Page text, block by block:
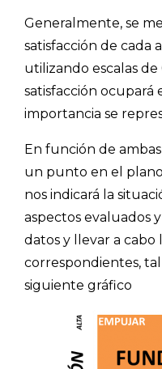
Generalmente, se
satisfacción de cada
utilizando escalas de
satisfacción ocupará
importancia se
En función de
un punto en el plano
nos indicará la
aspectos evaluados
datos y llevar a cabo
correspondientes,
siguiente gráfico